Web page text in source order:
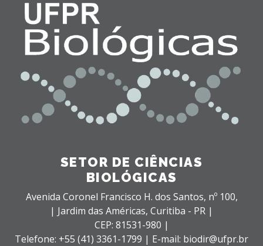
SETOR DE CIÊNCIAS
BIOLÓGICAS
Avenida Coronel Francisco H. dos Santos, nº 100,
| Jardim das Américas, Curitiba - PR |
CEP: 81531-980 |
Telefone: +55 (41) 3361-1799 | E-mail: biodir@ufpr.br